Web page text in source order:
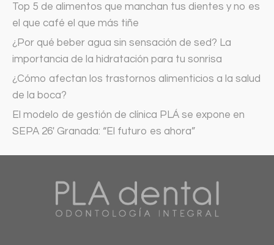
Top 5 de alimentos que manchan tus dientes y no es
el que café el que más tiñe
¿Por qué beber agua sin sensación de sed? La
importancia de la hidratación para tu sonrisa
¿Cómo afectan los trastornos alimenticios a la salud
de la boca?
El modelo de gestión de clínica PLÁ se expone en
SEPA 26′ Granada: “El futuro es ahora”